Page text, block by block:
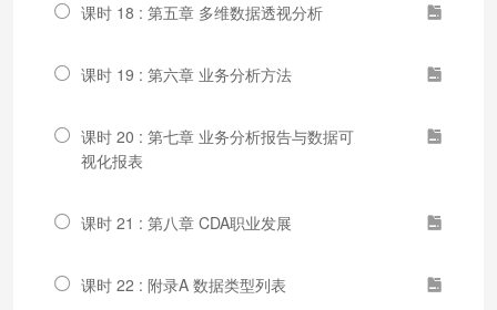
课时 18 : 第五章 多维数据透视分析
课时 19 : 第六章 业务分析方法
课时 20 : 第七章 业务分析报告与数据可
视化报表
课时 21 : 第八章 CDA职业发展
课时 22 : 附录A 数据类型列表